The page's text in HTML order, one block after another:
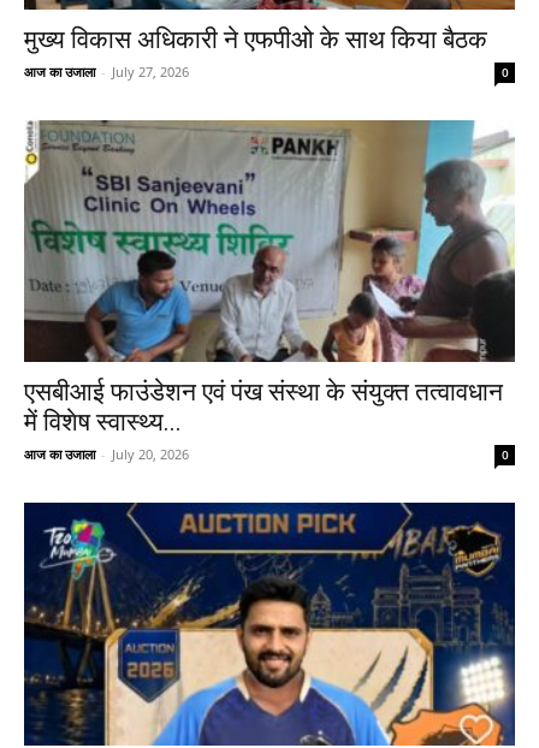
मुख्य विकास अधिकारी ने एफपीओ के साथ किया बैठक
आज का उजाला - July 27, 2026 0
एसबीआई फाउंडेशन एवं पंख संस्था के संयुक्त तत्वावधान
में विशेष स्वास्थ्य...
आज का उजाला - July 20, 2026 0